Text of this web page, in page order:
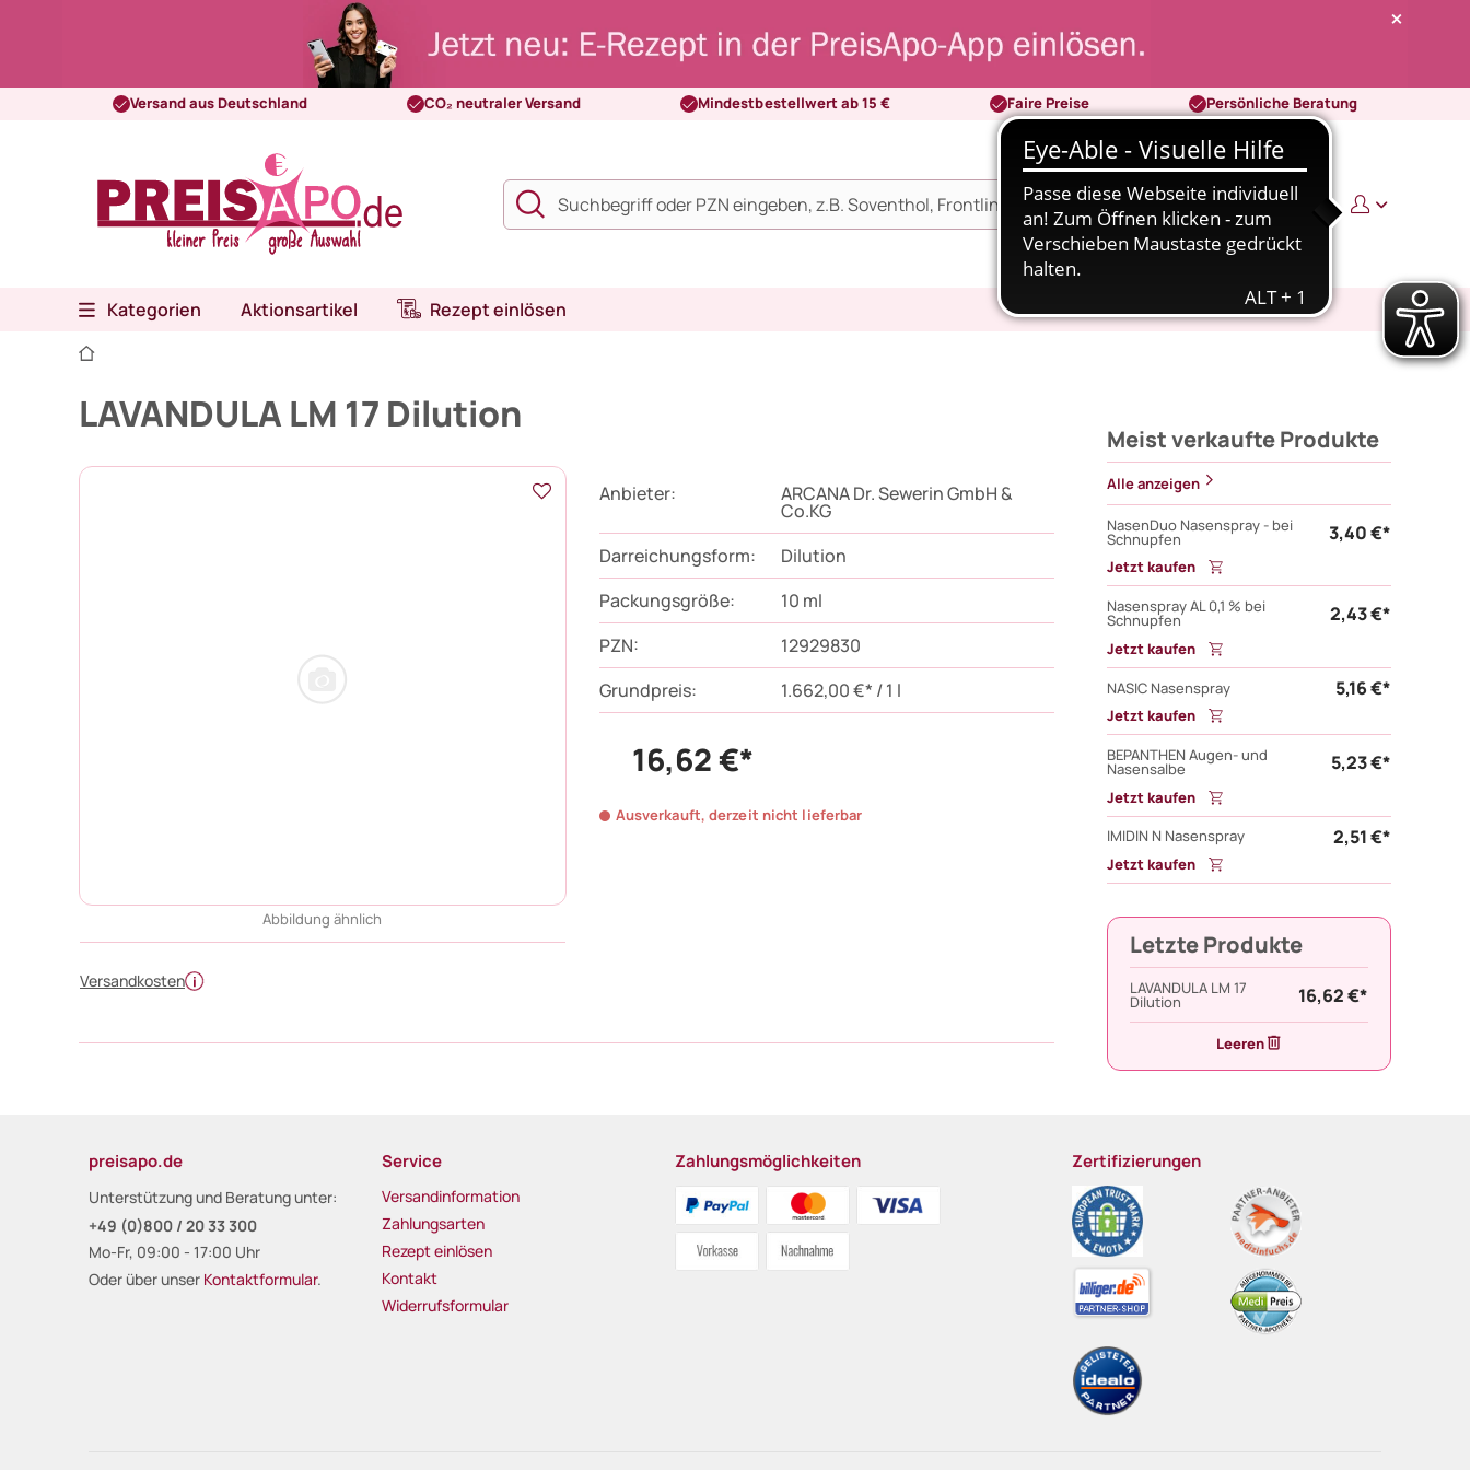
Versand aus Deutschland CO₂ neutraler Versand Mindestbestellwert ab 15 € Faire Preise Persönliche Beratung
0 0,00 €
Kategorien Aktionsartikel Rezept einlösen
LAVANDULA LM 17 Dilution
Abbildung ähnlich
Versandkosten
Anbieter: ARCANA Dr. Sewerin GmbH &
Co.KG
Darreichungsform:
Dilution
Packungsgröße:
10 ml
PZN:
12929830
Grundpreis:
1.662,00 €* / 1 l
16,62 €*
Ausverkauft, derzeit nicht lieferbar
Meist verkaufte Produkte
Alle anzeigen
NasenDuo Nasenspray - bei
Schnupfen 3,40 €*
Jetzt kaufen
Nasenspray AL 0,1 % bei
Schnupfen 2,43 €*
Jetzt kaufen
NASIC Nasenspray
5,16 €*
Jetzt kaufen
BEPANTHEN Augen- und
Nasensalbe 5,23 €*
Jetzt kaufen
IMIDIN N Nasenspray
2,51 €*
Jetzt kaufen
Letzte Produkte
LAVANDULA LM 17
Dilution 16,62 €*
Leeren
preisapo.de
Unterstützung und Beratung unter:
+49 (0)800 / 20 33 300
Mo-Fr, 09:00 - 17:00 Uhr
Oder über unser Kontaktformular.
Service
Versandinformation
Zahlungsarten
Rezept einlösen
Kontakt
Widerrufsformular
Zahlungsmöglichkeiten Zertifizierungen